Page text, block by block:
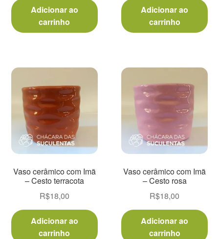
Adicionar ao
carrinho
Adicionar ao
carrinho
Vaso cerâmico com Imã
– Cesto terracota
R$18,00
Adicionar ao
carrinho
Vaso cerâmico com Imã
– Cesto rosa
R$18,00
Adicionar ao
carrinho